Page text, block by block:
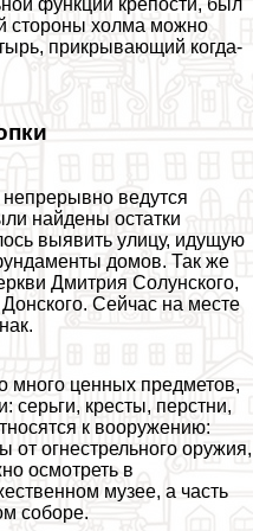
стороны холма можно
прикрывающий когда-
ведутся
найдены остатки
выявить улицу, идущую
домов. Так же
Дмитрия Солунского,
Сейчас на месте
много ценных предметов,
серьги, кресты, перстни,
к вооружению:
от огнестрельного оружия,
осмотреть в
музее, а часть
соборе.